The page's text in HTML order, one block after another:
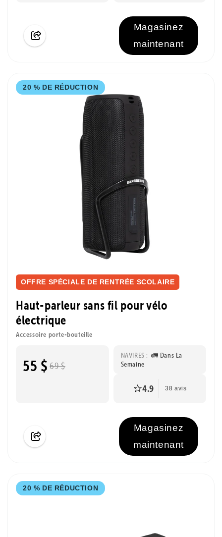
Magasinez
maintenant
20 % DE RÉDUCTION
OFFRE SPÉCIALE DE RENTRÉE SCOLAIRE
Haut-parleur sans fil pour vélo
électrique
Accessoire porte-bouteille
55 $ 69 $
NAVIRES : 🚛 Dans La
Semaine
4.9 38 avis
Magasinez
maintenant
20 % DE RÉDUCTION